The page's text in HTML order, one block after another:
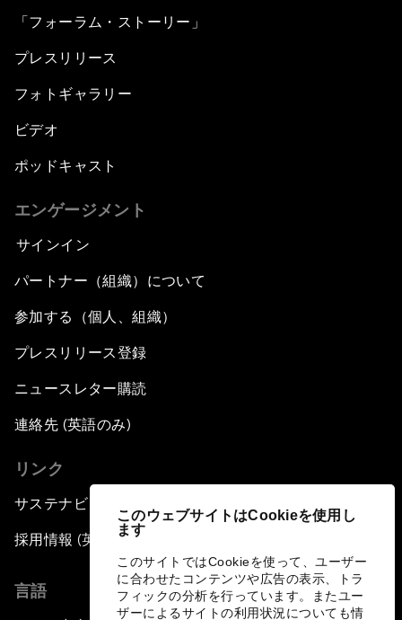
このウェブサイトはCookieを使用し
ます
このサイトではCookieを使って、ユーザー
に合わせたコンテンツや広告の表示、トラ
フィックの分析を行っています。またユー
ザーによるサイトの利用状況についても情
「フォーラム・ストーリー」
プレスリリース
フォトギャラリー
ビデオ
ポッドキャスト
エンゲージメント
サインイン
パートナー（組織）について
参加する（個人、組織）
プレスリリース登録
ニュースレター購読
連絡先 (英語のみ)
リンク
サステナビリティへの取り組み
採用情報 (英語のみ)
言語